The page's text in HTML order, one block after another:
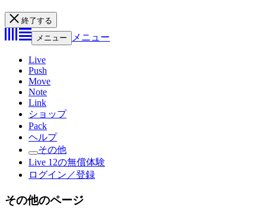
終了する
メニュー
メニュー
Live
Push
Move
Note
Link
ショップ
Pack
ヘルプ
その他
Live 12の無償体験
ログイン／登録
その他のページ